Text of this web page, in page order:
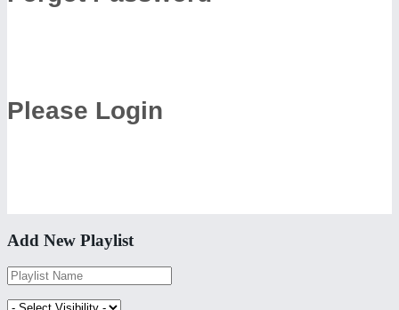
Please Login
Add New Playlist